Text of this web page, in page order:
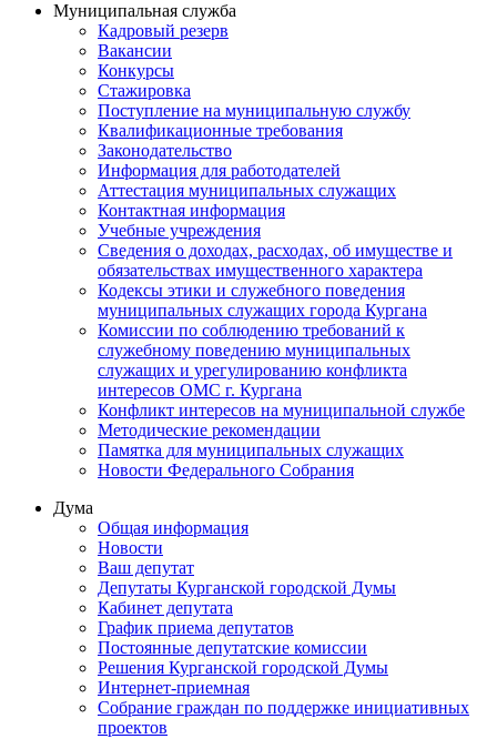
Муниципальная служба
Кадровый резерв
Вакансии
Конкурсы
Стажировка
Поступление на муниципальную службу
Квалификационные требования
Законодательство
Информация для работодателей
Аттестация муниципальных служащих
Контактная информация
Учебные учреждения
Сведения о доходах, расходах, об имуществе и
обязательствах имущественного характера
Кодексы этики и служебного поведения
муниципальных служащих города Кургана
Комиссии по соблюдению требований к
служебному поведению муниципальных
служащих и урегулированию конфликта
интересов ОМС г. Кургана
Конфликт интересов на муниципальной службе
Методические рекомендации
Памятка для муниципальных служащих
Новости Федерального Cобрания
Дума
Общая информация
Новости
Ваш депутат
Депутаты Курганской городской Думы
Кабинет депутата
График приема депутатов
Постоянные депутатские комиссии
Решения Курганской городской Думы
Интернет-приемная
Собрание граждан по поддержке инициативных
проектов